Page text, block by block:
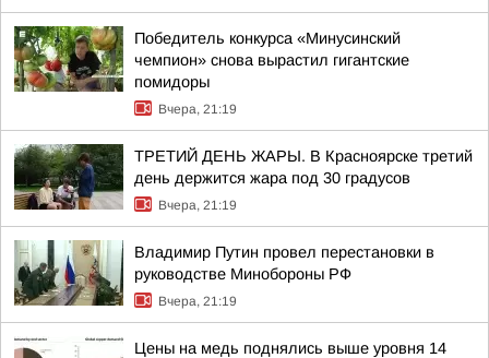
Победитель конкурса «Минусинский
чемпион» снова вырастил гигантские
помидоры
Вчера, 21:19
ТРЕТИЙ ДЕНЬ ЖАРЫ. В Красноярске третий
день держится жара под 30 градусов
Вчера, 21:19
Владимир Путин провел перестановки в
руководстве Минобороны РФ
Вчера, 21:19
Цены на медь поднялись выше уровня 14